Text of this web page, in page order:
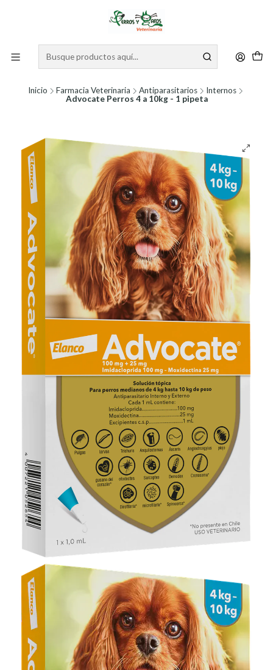
Inicio Farmacia Veterinaria Antiparasitarios
Internos
Advocate Perros 4 a 10kg - 1 pipeta